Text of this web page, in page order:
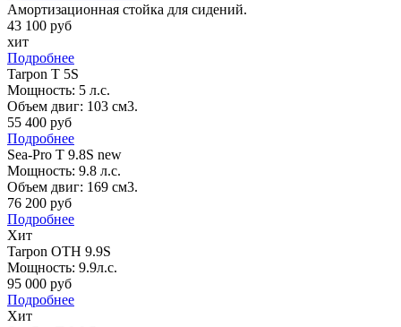
Амортизационная стойка для сидений.
43 100 руб
хит
Подробнее
Tarpon T 5S
Мощность: 5 л.с.
Объем двиг: 103 см3.
55 400 руб
Подробнее
Sea-Pro T 9.8S new
Мощность: 9.8 л.с.
Объем двиг: 169 см3.
76 200 руб
Подробнее
Хит
Tarpon OTH 9.9S
Мощность: 9.9л.с.
95 000 руб
Подробнее
Хит